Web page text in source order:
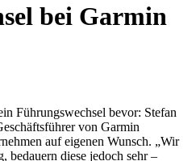
bei Garmin
Führungswechsel bevor: Stefan
von Garmin
auf eigenen Wunsch. „Wir
bedauern diese jedoch sehr –